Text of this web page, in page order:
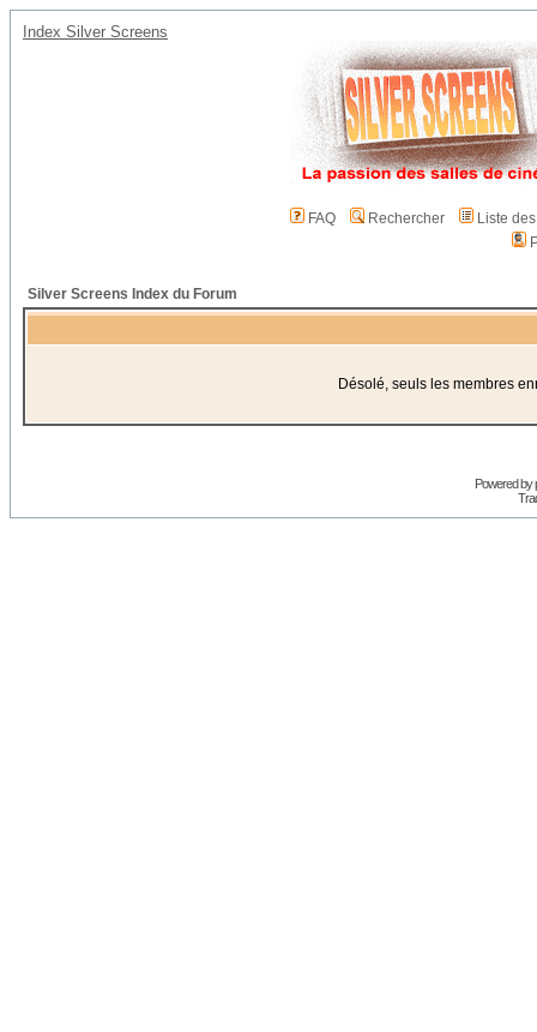
Index Silver Screens
FAQ Rechercher
Liste
Silver Screens Index du Forum
Désolé, seuls les membres
Powered by